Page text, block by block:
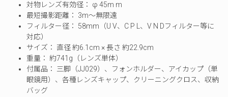
対物レンズ有効径： φ 45m m
最短撮影距離： 3m～無限遠
フィルター径： 58mm（U V、C P L、V N Dフィルター等に
対応）
サイズ： 直径 約6.1cm × 長さ 約22.9cm
重量： 約741g（レンズ単体）
付属品： 三脚（JJ029）、フォンホルダー、アイカップ（単
眼鏡用）、各種レンズキャップ、クリーニングクロス、収納
バッグ